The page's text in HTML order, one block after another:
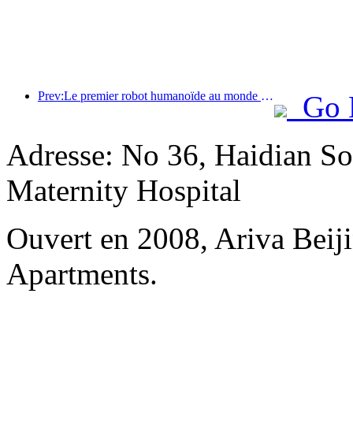
Prev:Le premier robot humanoïde au monde dédié aux services de restauration multi-scénarios a été dévoilé.
Go
Adresse: No 36, Haidian
Maternity Hospital
Ouvert en 2008, Ariva
Apartments.